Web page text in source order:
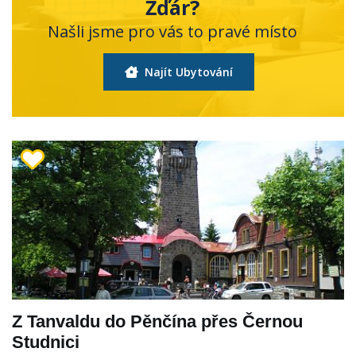
Žďár?
Našli jsme pro vás to pravé místo
Najít Ubytování
Z Tanvaldu do Pěnčína přes Černou
Studnici